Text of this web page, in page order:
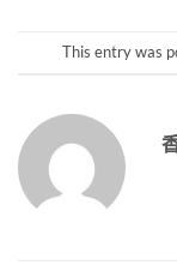
This entry was